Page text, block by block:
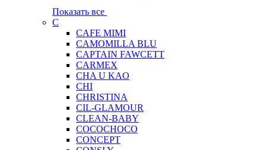
Показать все
C
CAFE MIMI
CAMOMILLA BLU
CAPTAIN FAWCETT
CARMEX
CHA U KAO
CHI
CHRISTINA
CIL-GLAMOUR
CLEAN-BABY
COCOCHOCO
CONCEPT